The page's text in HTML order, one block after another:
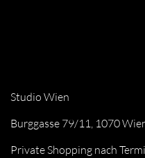
Studio Wien
Burggasse 79/11, 1070
Private Shopping nach